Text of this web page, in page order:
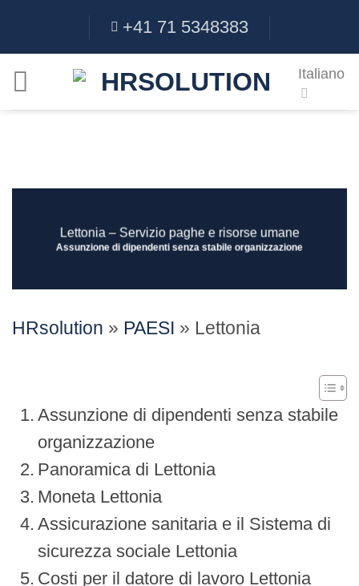
contenuti
+41 71 5348383
Italiano
Lettonia – Servizio paghe e risorse umane
Assunzione di dipendenti senza stabile organizzazione
HRsolution » PAESI » Lettonia
Assunzione di dipendenti senza stabile
organizzazione
Panoramica di Lettonia
Moneta Lettonia
Assicurazione sanitaria e il Sistema di
sicurezza sociale Lettonia
Costi per il datore di lavoro Lettonia